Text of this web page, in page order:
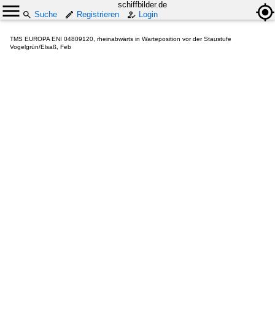
schiffbilder.de
Suche
Registrieren Login
TMS EUROPA ENI 04809120, rheinabwärts in Warteposition vor der Staustufe
Vogelgrün/Elsaß, Feb